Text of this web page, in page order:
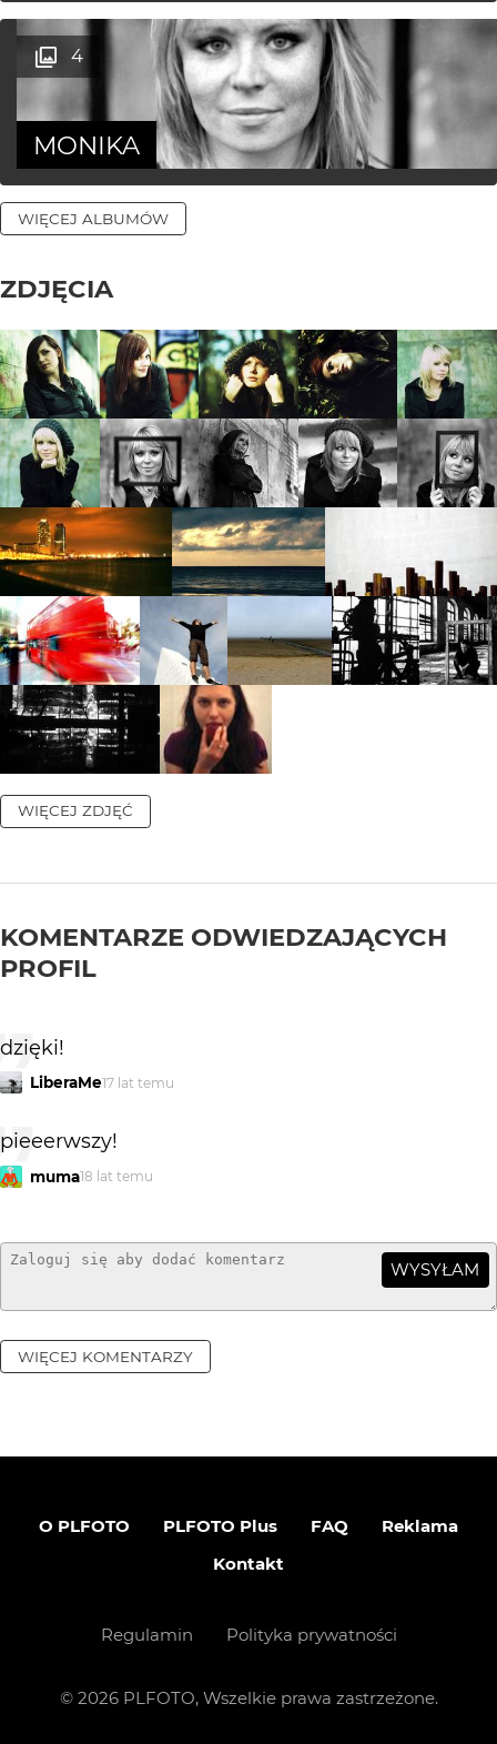
4
MONIKA
WIĘCEJ ALBUMÓW
ZDJĘCIA
WIĘCEJ ZDJĘĆ
KOMENTARZE ODWIEDZAJĄCYCH
PROFIL
dzięki!
LiberaMe17 lat temu
pieeerwszy!
muma18 lat temu
WYSYŁAM
WIĘCEJ KOMENTARZY
O PLFOTO PLFOTO Plus FAQ
Reklama
Kontakt
Regulamin Polityka prywatności
© 2026PLFOTO, Wszelkie prawa zastrzeżone.